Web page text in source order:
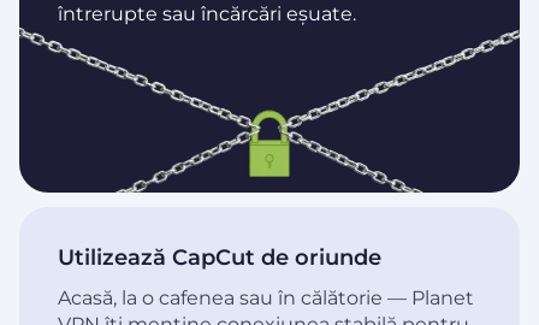
întrerupte sau încărcări eșuate.
Utilizează CapCut de oriunde
Acasă, la o cafenea sau în călătorie — Planet